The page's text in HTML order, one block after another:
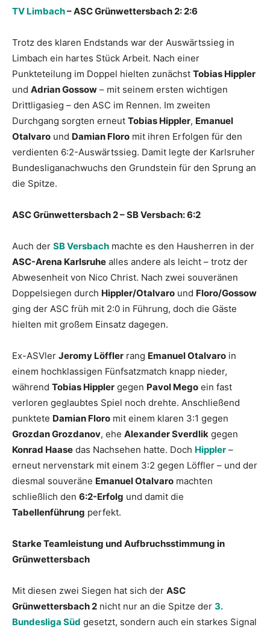
TV Limbach– ASC Grünwettersbach 2: 2:6
Trotz des klaren Endstands war der Auswärtssieg in
Limbach ein hartes Stück Arbeit. Nach einer
Punkteteilung im Doppel hielten zunächst Tobias Hippler
und Adrian Gossow – mit seinem ersten wichtigen
Drittligasieg – den ASC im Rennen. Im zweiten
Durchgang sorgten erneut Tobias Hippler, Emanuel
Otalvaro und Damian Floro mit ihren Erfolgen für den
verdienten 6:2-Auswärtssieg. Damit legte der Karlsruher
Bundesliganachwuchs den Grundstein für den Sprung an
die Spitze.
ASC Grünwettersbach 2 – SB Versbach: 6:2
Auch der SB Versbach machte es den Hausherren in der
ASC-Arena Karlsruhe alles andere als leicht – trotz der
Abwesenheit von Nico Christ. Nach zwei souveränen
Doppelsiegen durch Hippler/Otalvaro und Floro/Gossow
ging der ASC früh mit 2:0 in Führung, doch die Gäste
hielten mit großem Einsatz dagegen.
Ex-ASVler Jeromy Löffler rang Emanuel Otalvaro in
einem hochklassigen Fünfsatzmatch knapp nieder,
während Tobias Hippler gegen Pavol Mego ein fast
verloren geglaubtes Spiel noch drehte. Anschließend
punktete Damian Floro mit einem klaren 3:1 gegen
Grozdan Grozdanov, ehe Alexander Sverdlik gegen
Konrad Haase das Nachsehen hatte. Doch Hippler –
erneut nervenstark mit einem 3:2 gegen Löffler – und der
diesmal souveräne Emanuel Otalvaro machten
schließlich den 6:2-Erfolg und damit die
Tabellenführung perfekt.
Starke Teamleistung und Aufbruchsstimmung in
Grünwettersbach
Mit diesen zwei Siegen hat sich der ASC
Grünwettersbach 2 nicht nur an die Spitze der 3.
Bundesliga Süd gesetzt, sondern auch ein starkes Signal